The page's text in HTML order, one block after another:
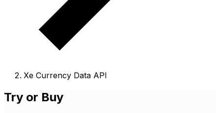
Xe Currency Data API
Try or Buy